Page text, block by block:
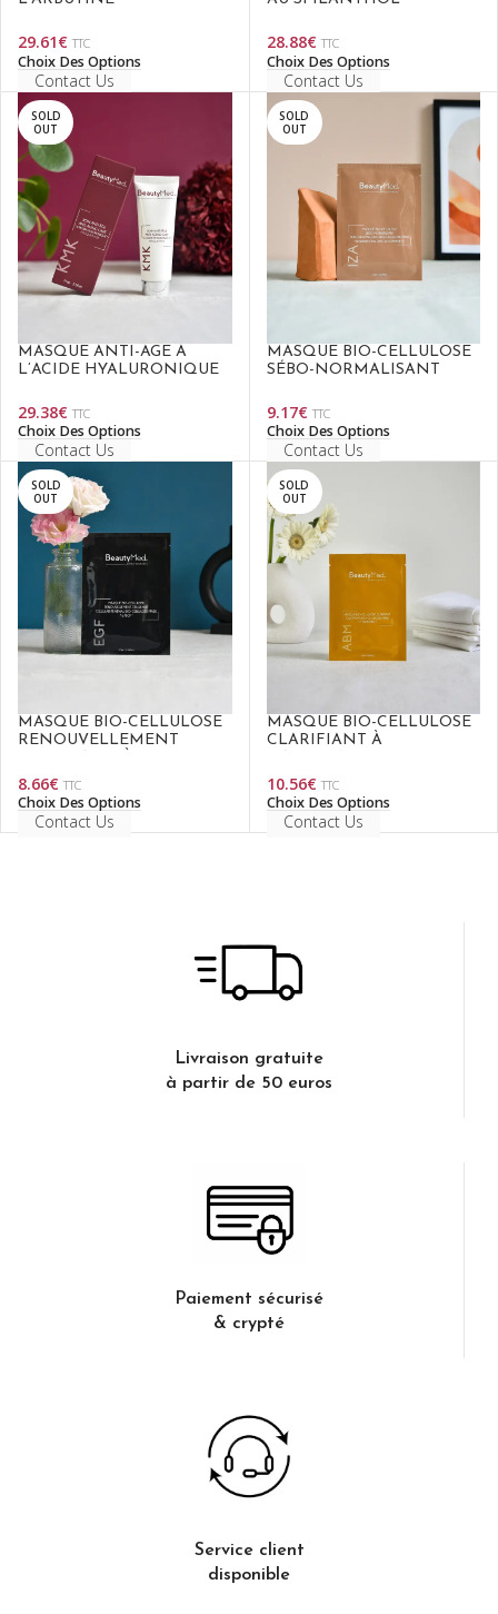
29.61€ TTC
Choix Des Options
Contact Us
28.88€ TTC
Choix Des Options
Contact Us
SOLD
OUT
MASQUE ANTI-ÂGE À
L’ACIDE HYALURONIQUE
29.38€ TTC
Choix Des Options
Contact Us
SOLD
OUT
MASQUE BIO-CELLULOSE
SÉBO-NORMALISANT
9.17€ TTC
Choix Des Options
Contact Us
SOLD
OUT
MASQUE BIO-CELLULOSE
RENOUVELLEMENT
8.66€ TTC
Choix Des Options
Contact Us
SOLD
OUT
MASQUE BIO-CELLULOSE
CLARIFIANT À
10.56€ TTC
Choix Des Options
Contact Us
Livraison gratuite
à partir de 50 euros
Paiement sécurisé
& crypté
Service client
disponible